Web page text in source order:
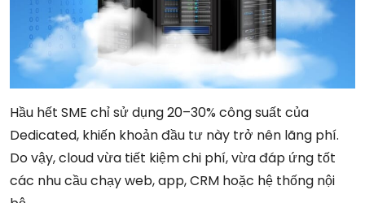
Hầu hết SME chỉ sử dụng 20–30% công suất của
Dedicated, khiến khoản đầu tư này trở nên lãng phí.
Do vậy, cloud vừa tiết kiệm chi phí, vừa đáp ứng tốt
các nhu cầu chạy web, app, CRM hoặc hệ thống nội